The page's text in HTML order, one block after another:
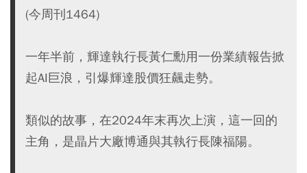
(今周刊1464)
一年半前，輝達執行長黃仁勳用一份業績報告掀
起AI巨浪，引爆輝達股價狂飆走勢。
類似的故事，在2024年末再次上演，這一回的
主角，是晶片大廠博通與其執行長陳福陽。